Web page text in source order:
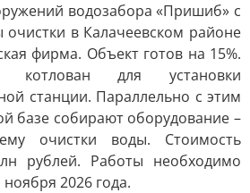
водозабора «Пришиб» с
очистки в Калачеевском районе
фирма. Объект готов на 15%.
котлован для установки
станции. Параллельно с этим
базе собирают оборудование –
очистки воды. Стоимость
рублей. Работы необходимо
2026 года.